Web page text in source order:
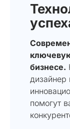
бизнесе.
помогут